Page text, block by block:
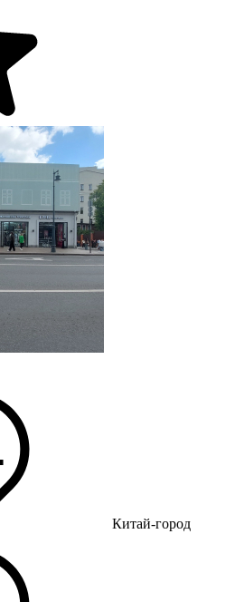
Китай-город